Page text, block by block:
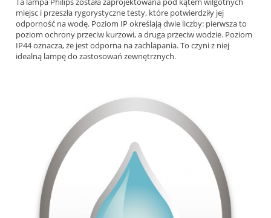
miejsc i przeszła rygorystyczne testy, które potwierdziły jej
odporność na wodę. Poziom IP określają dwie liczby: pierwsza to
poziom ochrony przeciw kurzowi, a druga przeciw wodzie. Poziom
IP44 oznacza, że jest odporna na zachlapania. To czyni z niej
idealną lampę do zastosowań zewnętrznych.